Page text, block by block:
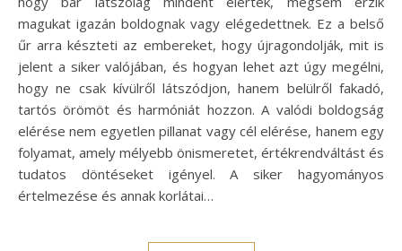
magukat igazán boldognak vagy elégedettnek. Ez a belső
űr arra készteti az embereket, hogy újragondolják, mit is
jelent a siker valójában, és hogyan lehet azt úgy megélni,
hogy ne csak kívülről látszódjon, hanem belülről fakadó,
tartós örömöt és harmóniát hozzon. A valódi boldogság
elérése nem egyetlen pillanat vagy cél elérése, hanem egy
folyamat, amely mélyebb önismeretet, értékrendváltást és
tudatos döntéseket igényel. A siker hagyományos
értelmezése és annak korlátai…